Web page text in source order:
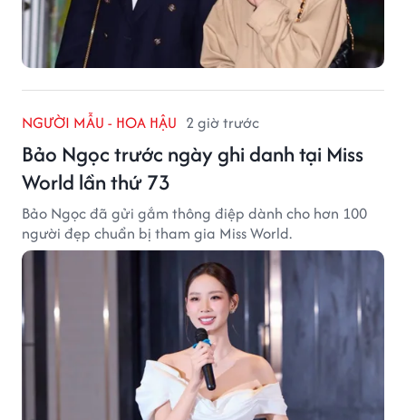
NGƯỜI MẪU - HOA HẬU 2 giờ trước
Bảo Ngọc trước ngày ghi danh tại Miss
World lần thứ 73
Bảo Ngọc đã gửi gắm thông điệp dành cho hơn 100
người đẹp chuẩn bị tham gia Miss World.